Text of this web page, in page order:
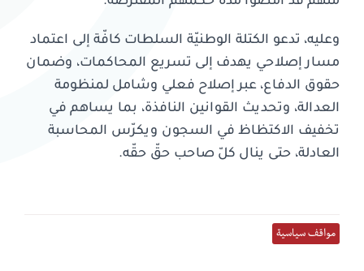
وعليه، تدعو الكتلة الوطنيّة السلطات كافّة إلى اعتماد
مسار إصلاحي يهدف إلى تسريع المحاكمات، وضمان
حقوق الدفاع، عبر إصلاح فعلي وشامل لمنظومة
العدالة، وتحديث القوانين النافذة، بما يساهم في
تخفيف الاكتظاظ في السجون ويكرّس المحاسبة
العادلة، حتى ينال كلّ صاحب حقّ حقّه.
مواقف سياسية